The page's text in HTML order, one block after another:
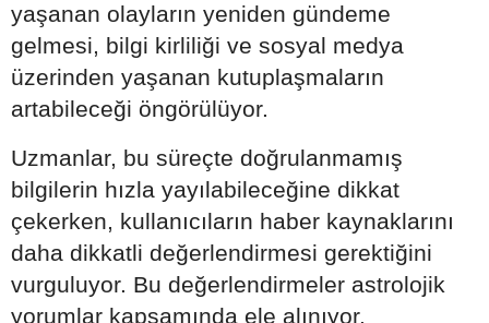
yaşanan olayların yeniden gündeme
gelmesi, bilgi kirliliği ve sosyal medya
üzerinden yaşanan kutuplaşmaların
artabileceği öngörülüyor.
Uzmanlar, bu süreçte doğrulanmamış
bilgilerin hızla yayılabileceğine dikkat
çekerken, kullanıcıların haber kaynaklarını
daha dikkatli değerlendirmesi gerektiğini
vurguluyor. Bu değerlendirmeler astrolojik
yorumlar kapsamında ele alınıyor.